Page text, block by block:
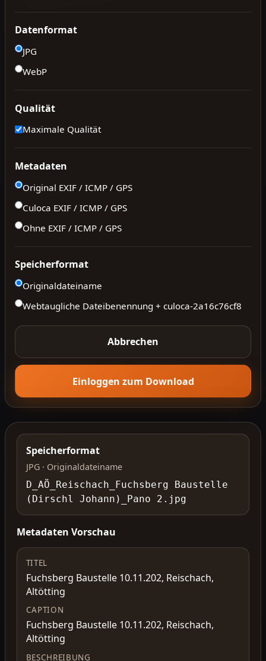
Datenformat
JPG
WebP
Qualität
Maximale Qualität
Metadaten
Original EXIF / ICMP / GPS
Culoca EXIF / ICMP / GPS
Ohne EXIF / ICMP / GPS
Speicherformat
Originaldateiname
Webtaugliche Dateibenennung + culoca-2a16c76cf8
Abbrechen
Einloggen zum Download
Speicherformat
JPG · Originaldateiname
D_AÖ_Reischach_Fuchsberg Baustelle
(Dirschl Johann)_Pano 2.jpg
Metadaten Vorschau
TITEL
Fuchsberg Baustelle 10.11.202, Reischach,
Altötting
CAPTION
Fuchsberg Baustelle 10.11.202, Reischach,
Altötting
BESCHREIBUNG